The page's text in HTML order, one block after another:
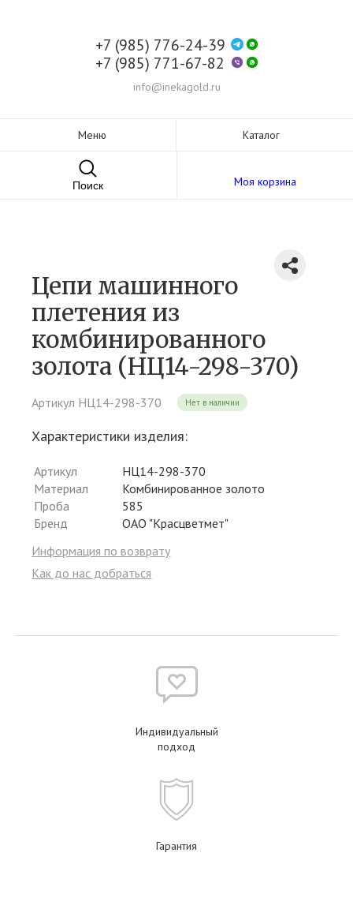
+7 (985) 776-24-39
+7 (985) 771-67-82
info@inekagold.ru
Меню Каталог
Поиск Моя корзина
Цепи машинного
плетения из
комбинированного
золота (НЦ14-298-370)
Артикул НЦ14-298-370 Нет в наличии
Характеристики изделия:
Артикул
НЦ14-298-370
Материал
Комбинированное золото
Проба
585
Бренд
ОАО "Красцветмет"
Информация по возврату
Как до нас добраться
Индивидуальный
подход
Гарантия